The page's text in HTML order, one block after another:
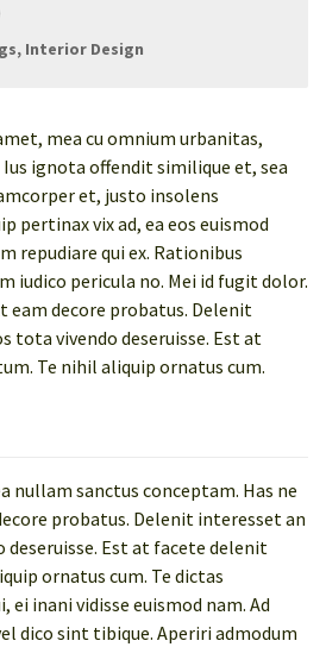
Interior Design
mea cu omnium urbanitas,
ignota offendit similique et, sea
et, justo insolens
pertinax vix ad, ea eos euismod
repudiare qui ex. Rationibus
iudico pericula no. Mei id fugit dolor.
eam decore probatus. Delenit
tota vivendo deseruisse. Est at
Te nihil aliquip ornatus cum.
nullam sanctus conceptam. Has ne
probatus. Delenit interesset an
deseruisse. Est at facete delenit
ornatus cum. Te dictas
inani vidisse euismod nam. Ad
dico sint tibique. Aperiri admodum